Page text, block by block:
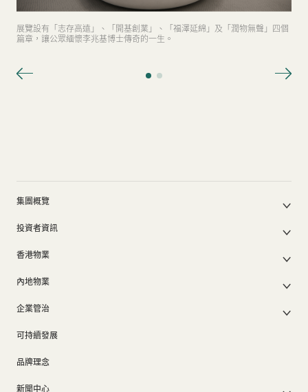
展覽設有「志存高遠」、「開基創業」、「福澤延綿」及「潤物無聲」四個
篇章，讓公眾緬懷李兆基博士傳奇的一生。
集團概覽
集團架構
我們的創辦人
50周年
內地業務
物業相關業務
獎項及榮譽
投資者資訊
股東週年大會文件
中期報告/年報及可持續發展報告
以電子方式發布公司通訊之安排
證券變動報表
香港物業
其他物業
香港出租物業
內地物業
內地出租物業
過去主要發展項目
企業管治
集團政策
可持續發展
品牌理念
新聞中心